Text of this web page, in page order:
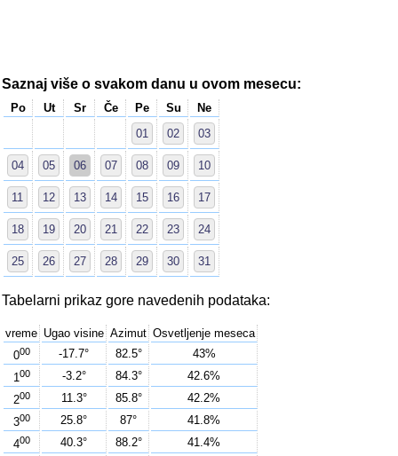
Saznaj više o svakom danu u ovom mesecu:
Po Ut Sr Če Pe Su
Ne
01
02 03
04 05 06 07 08 09 10
11 12 13 14 15 16 17
18 19 20 21 22 23 24
25 26 27 28 29 30 31
Tabelarni prikaz gore navedenih podataka:
vreme Ugao visine Azimut Osvetljenje meseca
000 -17.7° 82.5°
43%
100 -3.2° 84.3°
42.6%
200 11.3° 85.8°
42.2%
300 25.8° 87°
41.8%
400 40.3° 88.2°
41.4%